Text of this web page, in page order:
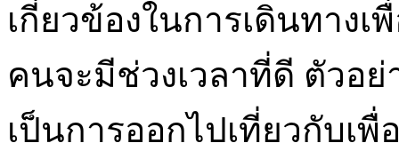
เกี่ยวข้องในการเดินทาง
คนจะมีช่วงเวลาที่ดี ตัวอ
เป็นการออกไปเที่ยวกับเ